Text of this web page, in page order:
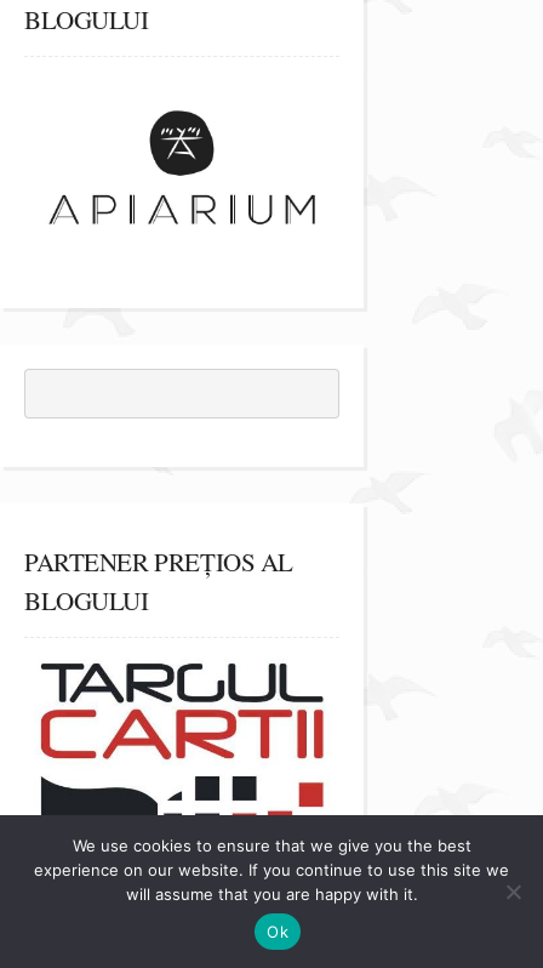
BLOGULUI
PARTENER PREȚIOS AL
BLOGULUI
We use cookies to ensure that we give you the best
experience on our website. If you continue to use this site we
will assume that you are happy with it.
Ok